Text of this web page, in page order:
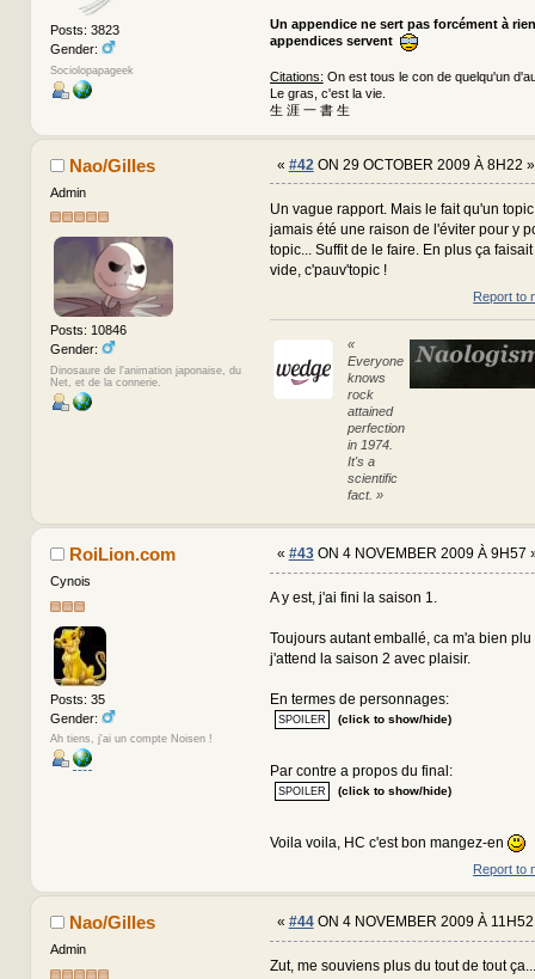
Posts: 3823
Gender:
Sociolopapageek
Un appendice ne sert pas forcément à
appendices servent
Citations: On est tous le con de quelqu'un
Le gras, c'est la vie.
生 涯 一 書 生
Nao/Gilles
Admin
Posts: 10846
Gender:
Dinosaure de l'animation japonaise, du
Net, et de la connerie.
« #42ON 29 OCTOBER 2009 À 8H22 »
Un vague rapport. Mais le fait qu'un
jamais été une raison de l'éviter pour y
topic... Suffit de le faire. En plus ça
vide, c'pauv'topic !
Report to
«
Everyone
knows
rock
attained
perfection
in 1974.
It's a
scientific
fact. »
RoiLion.com
Cynois
Posts: 35
Gender:
Ah tiens, j'ai un compte Noisen !
« #43ON 4 NOVEMBER 2009 À 9H57
A y est, j'ai fini la saison 1.
Toujours autant emballé, ca m'a bien plu
j'attend la saison 2 avec plaisir.
En termes de personnages:
(click to show/hide)
Par contre a propos du final:
(click to show/hide)
Voila voila, HC c'est bon mangez-en
Report to
Nao/Gilles
Admin
« #44ON 4 NOVEMBER 2009 À
Zut, me souviens plus du tout de tout